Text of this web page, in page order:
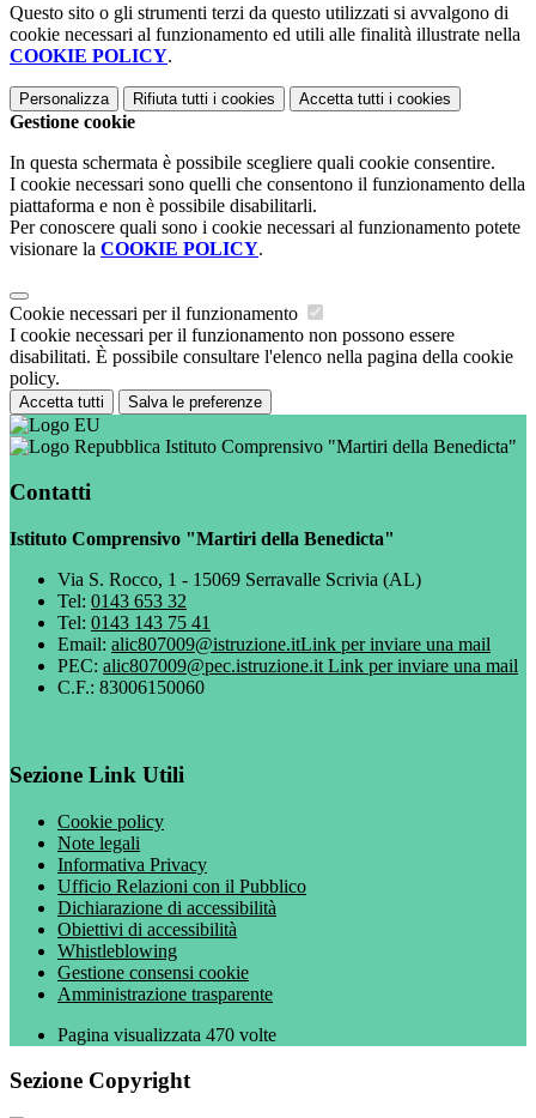
Questo sito o gli strumenti terzi da questo utilizzati si avvalgono di
cookie necessari al funzionamento ed utili alle finalità illustrate nella
COOKIE POLICY.
Personalizza Rifiuta tutti i cookies Accetta tutti i cookies
Gestione cookie
In questa schermata è possibile scegliere quali cookie consentire.
I cookie necessari sono quelli che consentono il funzionamento della
piattaforma e non è possibile disabilitarli.
Per conoscere quali sono i cookie necessari al funzionamento potete
visionare la COOKIE POLICY.
Cookie necessari per il funzionamento
I cookie necessari per il funzionamento non possono essere
disabilitati. È possibile consultare l'elenco nella pagina della cookie
policy.
Accetta tutti Salva le preferenze
Istituto Comprensivo "Martiri della Benedicta"
Contatti
Istituto Comprensivo "Martiri della Benedicta"
Via S. Rocco, 1 - 15069 Serravalle Scrivia (AL)
Tel: 0143 653 32
Tel: 0143 143 75 41
Email: alic807009@istruzione.itLink per inviare una mail
PEC: alic807009@pec.istruzione.it Link per inviare una mail
C.F.: 83006150060
Sezione Link Utili
Cookie policy
Note legali
Informativa Privacy
Ufficio Relazioni con il Pubblico
Dichiarazione di accessibilità
Obiettivi di accessibilità
Whistleblowing
Gestione consensi cookie
Amministrazione trasparente
Pagina visualizzata 470 volte
Sezione Copyright